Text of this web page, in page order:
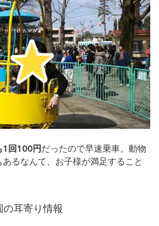
1回100円だったので早速乗車。動物
るなんて、お子様が満足すること
耳寄り情報